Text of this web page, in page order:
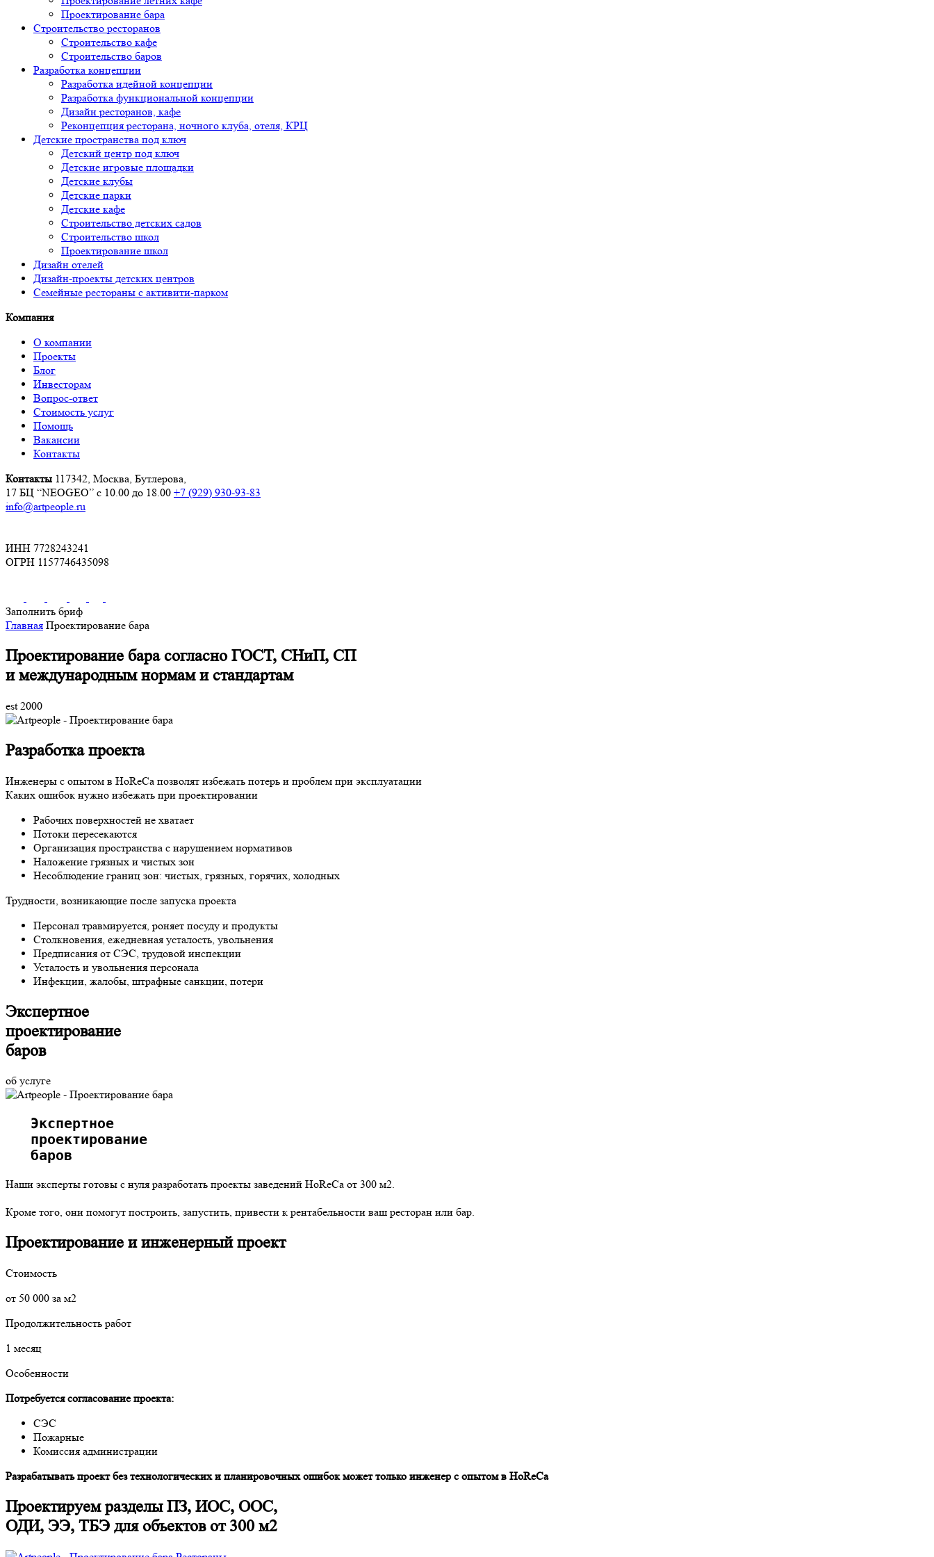
Проектирование бара
Строительство ресторанов
Строительство кафе
Строительство баров
Разработка концепции
Разработка идейной концепции
Разработка функциональной концепции
Дизайн ресторанов, кафе
Реконцепция ресторана, ночного клуба, отеля, КРЦ
Детские пространства под ключ
Детский центр под ключ
Детские игровые площадки
Детские клубы
Детские парки
Детские кафе
Строительство детских садов
Строительство школ
Проектирование школ
Дизайн отелей
Дизайн-проекты детских центров
Семейные рестораны с активити-парком
Компания
О компании
Проекты
Блог
Инвесторам
Вопрос-ответ
Стоимость услуг
Помощь
Вакансии
Контакты
Контакты 117342, Москва, Бутлерова,
17 БЦ “NEOGEO” с 10.00 до 18.00 +7 (929) 930-93-83
info@artpeople.ru
ИНН 7728243241
ОГРН 1157746435098
Заполнить бриф
Главная Проектирование бара
Проектирование барасогласно ГОСТ, СНиП, СП
и международным нормам и стандартам
est 2000
Разработка проекта
Инженеры с опытом в HoReCa позволят избежать потерь и проблем при эксплуатации
Каких ошибок нужно избежать при проектировании
Рабочих поверхностей не хватает
Потоки пересекаются
Организация пространства с нарушением нормативов
Наложение грязных и чистых зон
Несоблюдение границ зон: чистых, грязных, горячих, холодных
Трудности, возникающие после запуска проекта
Персонал травмируется, роняет посуду и продукты
Столкновения, ежедневная усталость, увольнения
Предписания от СЭС, трудовой инспекции
Усталость и увольнения персонала
Инфекции, жалобы, штрафные санкции, потери
Экспертное
проектирование
баров
об услуге
   Экспертное
   проектирование
   баров
Наши эксперты готовы с нуля разработать проекты заведений HoReCa от 300 м2.
Кроме того, они помогут построить, запустить, привести к рентабельности ваш ресторан или бар.
Проектирование и инженерный проект
Стоимость
от 50 000 за м2
Продолжительность работ
1 месяц
Особенности
Потребуется согласование проекта:
СЭС
Пожарные
Комиссия администрации
Разрабатывать проект без технологическихи планировочных ошибок может только инженер с опытом в HoReCa
Проектируем разделы ПЗ, ИОС, ООС,
ОДИ, ЭЭ, ТБЭ для объектов от 300 м2